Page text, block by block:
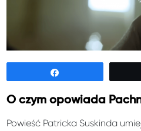
O czym opowiada
Powieść Patricka Suskinda